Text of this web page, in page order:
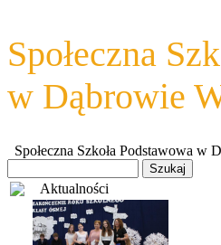
Społeczna
w Dąbrowie
Społeczna Szkoła Podstawowa w
Aktualności